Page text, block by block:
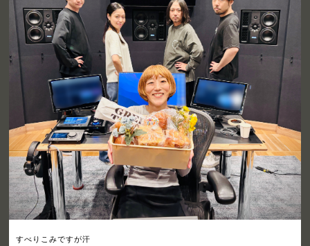
すべりこみですが汗